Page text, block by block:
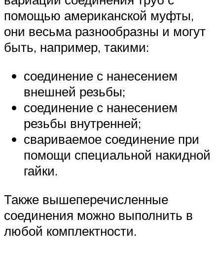
помощью американской муфты,
они весьма разнообразны и могут
быть, например, такими:
соединение с нанесением
внешней резьбы;
соединение с нанесением
резьбы внутренней;
свариваемое соединение при
помощи специальной накидной
гайки.
Также вышеперечисленные
соединения можно выполнить в
любой комплектности.